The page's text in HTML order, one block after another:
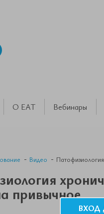
О ЕАТ Вебинары
Видео
привычное
ВХОД